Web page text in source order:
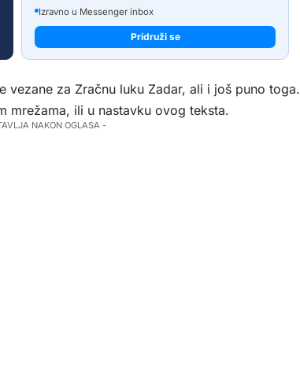
Izravno u Messenger inbox
Pridruži se
vezane za Zračnu luku Zadar, ali i još puno toga.
mrežama, ili u nastavku ovog teksta.
NAKON OGLASA -